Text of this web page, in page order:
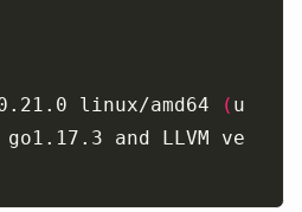
linux/amd64
( u
and LLVM ve